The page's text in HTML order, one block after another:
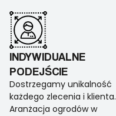
INDYWIDUALNE
PODEJŚCIE
Dostrzegamy unikalność
każdego zlecenia i klienta.
Aranżacja ogrodów w